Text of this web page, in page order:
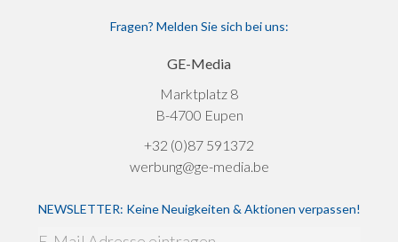
Fragen? Melden Sie sich bei uns:
GE-Media
Marktplatz 8
B-4700 Eupen
+32 (0)87 591372
werbung@ge-media.be
NEWSLETTER: Keine Neuigkeiten & Aktionen verpassen!